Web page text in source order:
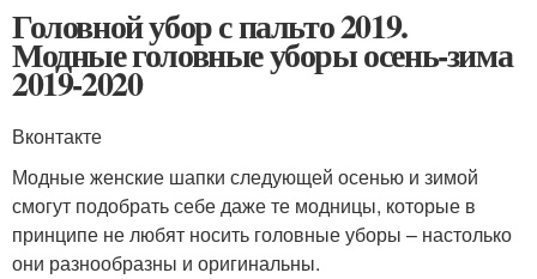
Головной убор с пальто 2019.
Модные головные уборы осень-зима
2019-2020
Вконтакте
Модные женские шапки следующей осенью и зимой
смогут подобрать себе даже те модницы, которые в
принципе не любят носить головные уборы – настолько
они разнообразны и оригинальны.